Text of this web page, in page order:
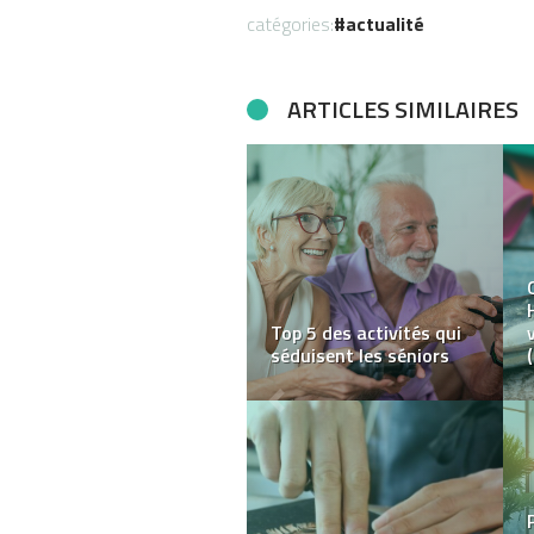
catégories: actualité
ARTICLES SIMILAIRES
Comment engager une
strip-teaseuse ?